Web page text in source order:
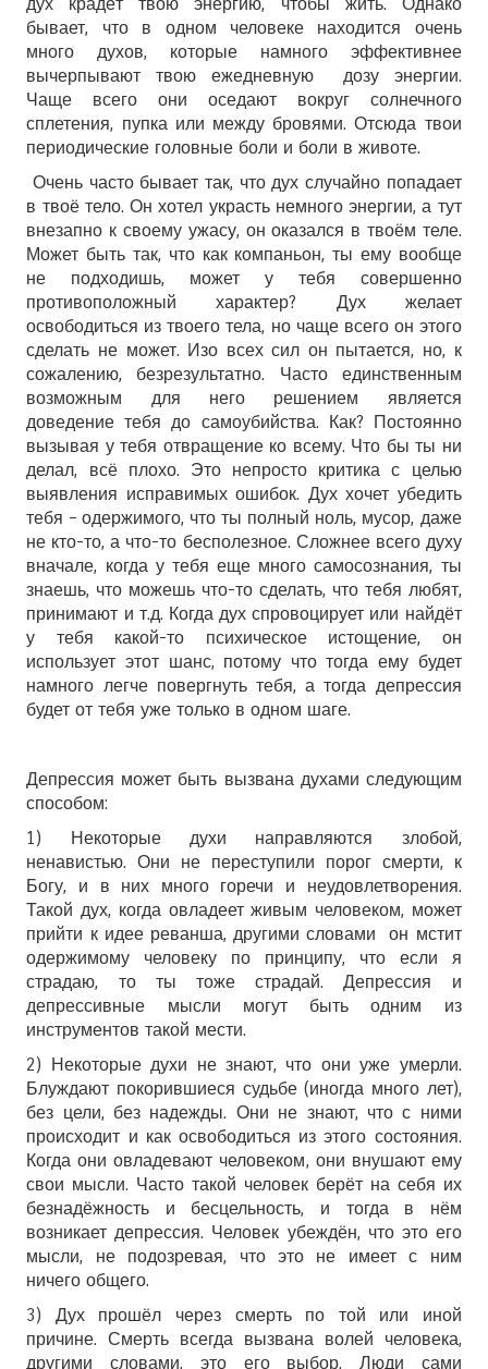
бывает, что в одном человеке находится очень
много духов, которые намного эффективнее
вычерпывают твою ежедневную дозу энергии.
Чаще всего они оседают вокруг солнечного
сплетения, пупка или между бровями. Отсюда твои
периодические головные боли и боли в животе.
Очень часто бывает так, что дух случайно попадает
в твоё тело. Он хотел украсть немного энергии, а тут
внезапно к своему ужасу, он оказался в твоём теле.
Может быть так, что как компаньон, ты ему вообще
не подходишь, может у тебя совершенно
противоположный характер? Дух желает
освободиться из твоего тела, но чаще всего он этого
сделать не может. Изо всех сил он пытается, но, к
сожалению, безрезультатно. Часто единственным
возможным для него решением является
доведение тебя до самоубийства. Как? Постоянно
вызывая у тебя отвращение ко всему. Что бы ты ни
делал, всё плохо. Это непросто критика с целью
выявления исправимых ошибок. Дух хочет убедить
тебя – одержимого, что ты полный ноль, мусор, даже
не кто-то, а что-то бесполезное. Сложнее всего духу
вначале, когда у тебя еще много самосознания, ты
знаешь, что можешь что-то сделать, что тебя любят,
принимают и т.д. Когда дух спровоцирует или найдёт
у тебя какой-то психическое истощение, он
использует этот шанс, потому что тогда ему будет
намного легче повергнуть тебя, а тогда депрессия
будет от тебя уже только в одном шаге.
Депрессия может быть вызвана духами следующим
способом:
1) Некоторые духи направляются злобой,
ненавистью. Они не переступили порог смерти, к
Богу, и в них много горечи и неудовлетворения.
Такой дух, когда овладеет живым человеком, может
прийти к идее реванша, другими словами он мстит
одержимому человеку по принципу, что если я
страдаю, то ты тоже страдай. Депрессия и
депрессивные мысли могут быть одним из
инструментов такой мести.
2) Некоторые духи не знают, что они уже умерли.
Блуждают покорившиеся судьбе (иногда много лет),
без цели, без надежды. Они не знают, что с ними
происходит и как освободиться из этого состояния.
Когда они овладевают человеком, они внушают ему
свои мысли. Часто такой человек берёт на себя их
безнадёжность и бесцельность, и тогда в нём
возникает депрессия. Человек убеждён, что это его
мысли, не подозревая, что это не имеет с ним
ничего общего.
3) Дух прошёл через смерть по той или иной
причине. Смерть всегда вызвана волей человека,
другими словами, это его выбор. Люди сами